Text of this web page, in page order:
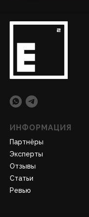
ИНФОРМАЦИЯ
Партнёры
Эксперты
Отзывы
Статьи
Ревью